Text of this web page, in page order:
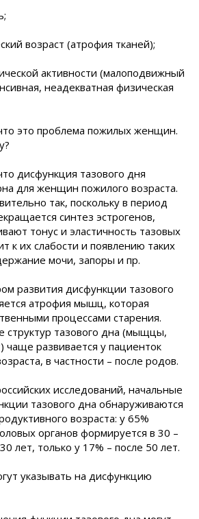
возраст (атрофия тканей);
активности (малоподвижный
неадекватная физическая
это проблема пожилых женщин.
дисфункция тазового дня
для женщин пожилого возраста.
так, поскольку в период
синтез эстрогенов,
тонус и эластичность тазовых
к их слабости и появлению таких
мочи, запоры и пр.
развития дисфункции тазового
атрофия мышц, которая
процессами старения.
структур тазового дна (мыщцы,
чаще развивается у пациенток
в частности – после родов.
исследований, начальные
тазового дна обнаруживаются
возраста: у 65%
органов формируется в 30 –
лет, только у 17% – после 50 лет.
указывать на дисфункцию